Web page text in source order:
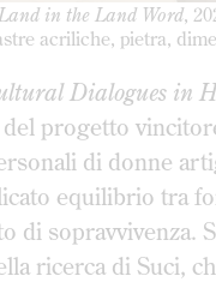
in the Land Word,
acriliche, pietra,
Dialogues in
progetto
di donne
equilibrio tra
di sopravvivenza.
ricerca di Suci,